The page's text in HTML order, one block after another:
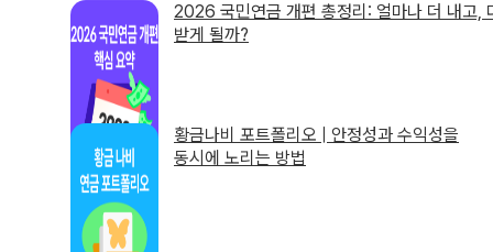
2026 국민연금 개편 총정리: 얼마나 더 내고,
받게 될까?
황금나비 포트폴리오 | 안정성과 수익성을
동시에 노리는 방법